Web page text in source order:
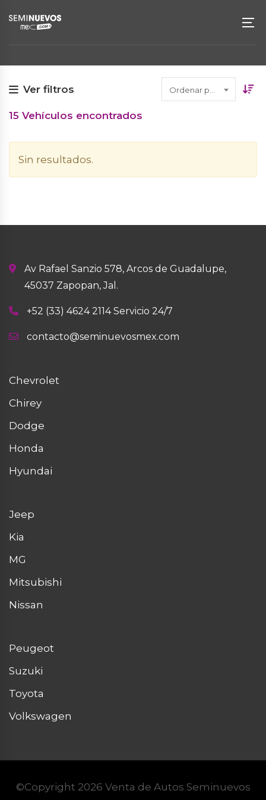
Ver filtros
15 Vehículos encontrados
Sin resultados.
Av Rafael Sanzio 578, Arcos de Guadalupe,
45037 Zapopan, Jal.
+52 (33) 4624 2114 Servicio 24/7
contacto@seminuevosmex.com
Chevrolet
Chirey
Dodge
Honda
Hyundai
Jeep
Kia
MG
Mitsubishi
Nissan
Peugeot
Suzuki
Toyota
Volkswagen
©Copyright 2026 Venta de Autos Seminuevos